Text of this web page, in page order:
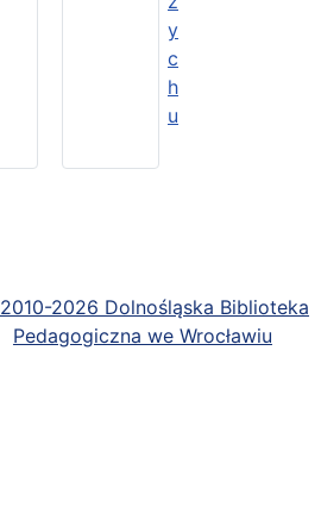
y
c
h
u
2010-2026 Dolnośląska Biblioteka
Pedagogiczna we Wrocławiu